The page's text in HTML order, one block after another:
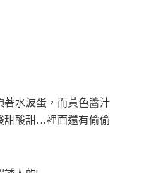
水波蛋，而黃色醬汁
甜酸甜…裡面還有偷偷